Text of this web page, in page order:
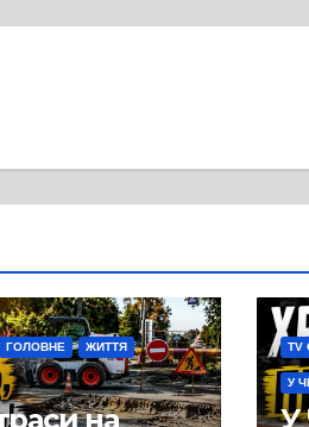
ГОЛОВНЕ ЖИТТЯ
на
TV
У
У